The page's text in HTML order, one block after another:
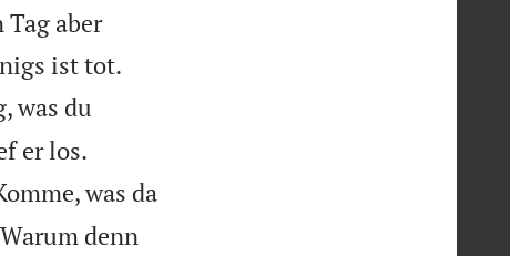
aber
ist tot.
was du
er los.
was da
denn